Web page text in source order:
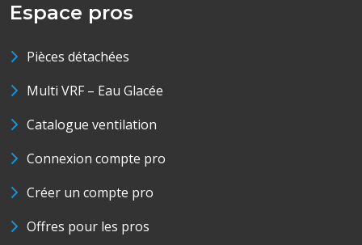
Espace pros
Pièces détachées
Multi VRF – Eau Glacée
Catalogue ventilation
Connexion compte pro
Créer un compte pro
Offres pour les pros